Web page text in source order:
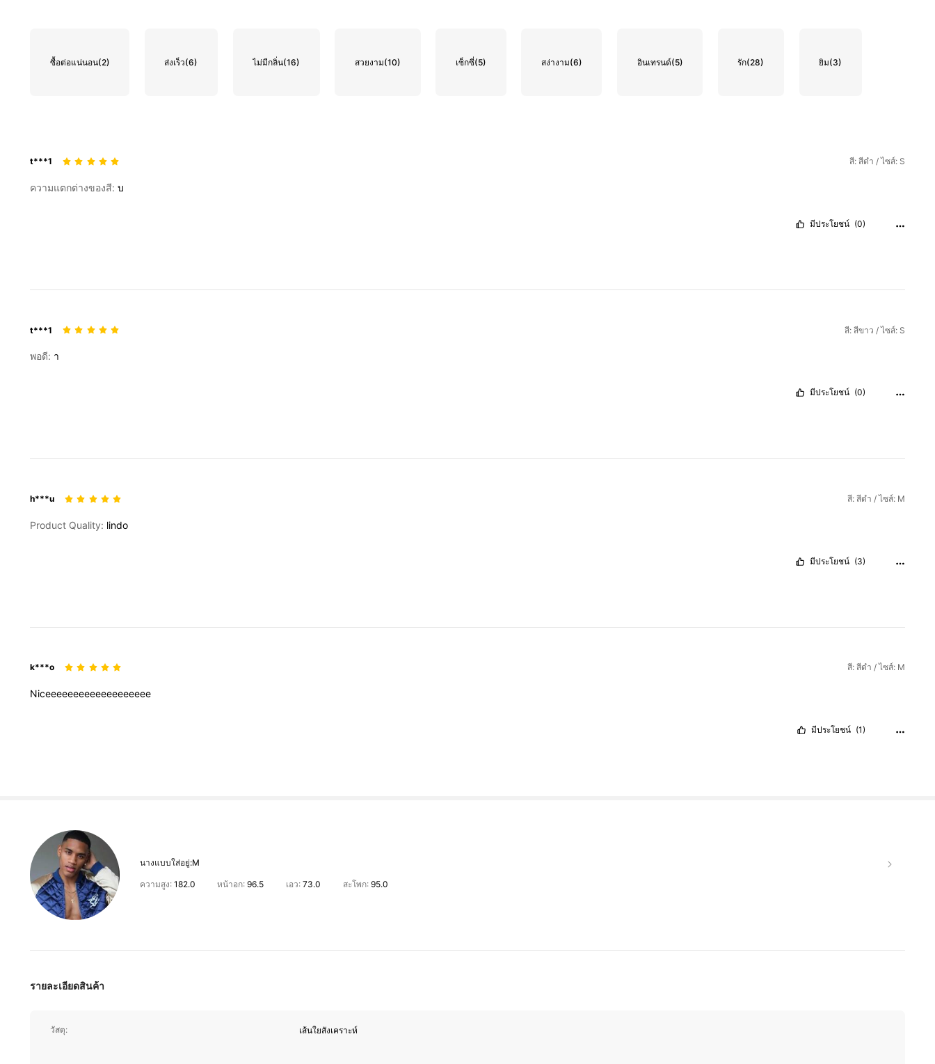
ซื้อต่อแน่นอน(2) ส่งเร็ว(6) ไม่มีกลิ่น(16) สวยงาม(10) เซ็กซี่(5) สง่างาม(6) อินเทรนด์(5) รัก(28) ยิม(3)
t***1 สี: สีดำ / ไซส์: S
ความแตกต่างของสี: บ
มีประโยชน์ (0)
t***1 สี: สีขาว / ไซส์: S
พอดี: า
มีประโยชน์ (0)
h***u สี: สีดำ / ไซส์: M
Product Quality: lindo
มีประโยชน์ (3)
k***o สี: สีดำ / ไซส์: M
Niceeeeeeeeeeeeeeeeeee
มีประโยชน์ (1)
นางแบบใส่อยู่:M
ความสูง: 182.0 หน้าอก:96.5 เอว: 73.0 สะโพก: 95.0
รายละเอียดสินค้า
วัสดุ: เส้นใยสังเคราะห์